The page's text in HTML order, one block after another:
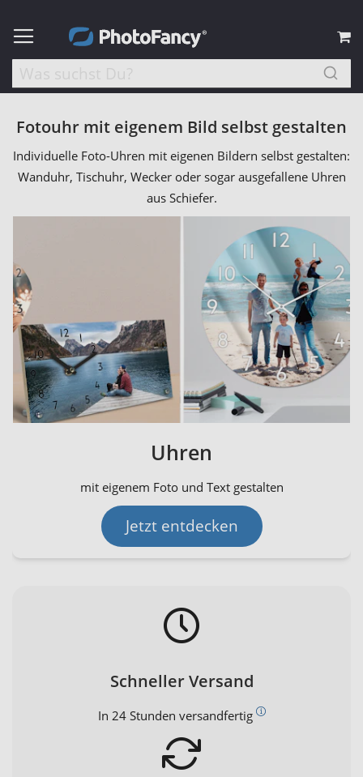
Fotouhr mit eigenem Bild selbst gestalten
Individuelle Foto-Uhren mit eigenen Bildern selbst gestalten:
Wanduhr, Tischuhr, Wecker oder sogar ausgefallene Uhren
aus Schiefer.
Uhren
mit eigenem Foto und Text gestalten
Jetzt entdecken
Schneller Versand
In 24 Stunden versandfertig